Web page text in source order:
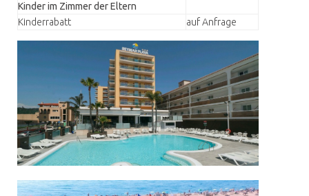
Kinder im Zimmer der Eltern
Kinderrabatt
auf Anfrage